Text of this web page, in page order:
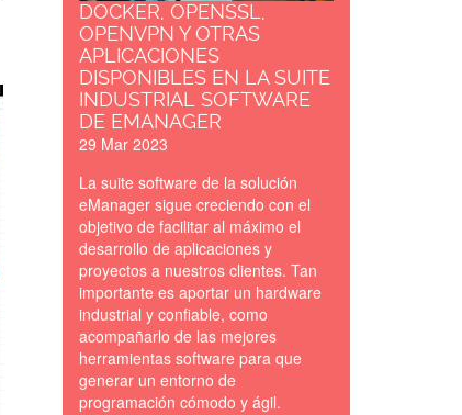
DOCKER, OPENSSL,
OPENVPN Y OTRAS
APLICACIONES
DISPONIBLES EN LA SUITE
INDUSTRIAL SOFTWARE
DE EMANAGER
29 Mar 2023
La suite software de la solución
eManager sigue creciendo con el
objetivo de facilitar al máximo el
desarrollo de aplicaciones y
proyectos a nuestros clientes. Tan
importante es aportar un hardware
industrial y confiable, como
acompañarlo de las mejores
herramientas software para que
generar un entorno de
programación cómodo y ágil.